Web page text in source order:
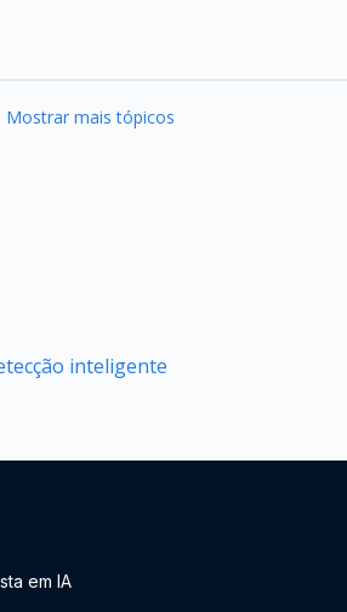
Mostrar mais tópicos
inteligente
em IA